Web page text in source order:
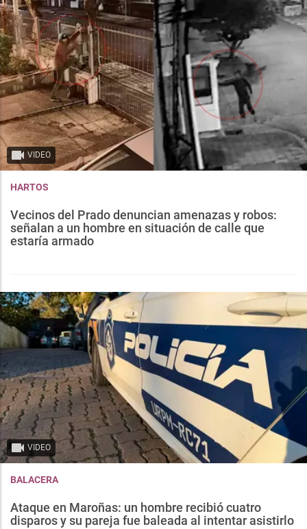
VIDEO
HARTOS
Vecinos del Prado denuncian amenazas y robos:
señalan a un hombre en situación de calle que
estaría armado
VIDEO
BALACERA
Ataque en Maroñas: un hombre recibió cuatro
disparos y su pareja fue baleada al intentar asistirlo